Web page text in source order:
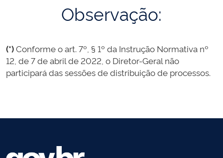
Observação:
(*)Conforme o art. 7º, § 1º da Instrução Normativa nº
12, de 7 de abril de 2022, o Diretor-Geral não
participará das sessões de distribuição de processos.